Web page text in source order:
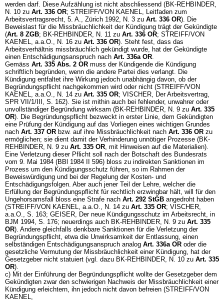
werden darf. Diese Aufzählung ist nicht abschliessend (BK-REHBINDER,
N. 10 zu Art. 336 OR; STREIFF/VON KAENEL, Leitfaden zum
Arbeitsvertragsrecht, 5. A., Zürich 1992, N. 3 zu Art. 336 OR). Die
Beweislast für die Missbräuchlichkeit der Kündigung trägt der Gekündigte
(Art. 8 ZGB; BK-REHBINDER, N. 11 zu Art. 336 OR; STREIFF/VON
KAENEL, a.a.O., N. 16 zu Art. 336 OR). Steht fest, dass das
Arbeitsverhältnis missbräuchlich gekündigt wurde, hat der Gekündigte
einen Entschädigungsanspruch nach Art. 336a OR.
Gemäss Art. 335 Abs. 2 OR muss der Kündigende die Kündigung
schriftlich begründen, wenn die andere Partei dies verlangt. Die
Kündigung entfaltet ihre Wirkung jedoch unabhängig davon, ob der
Begründungspflicht nachgekommen wird oder nicht (STREIFF/VON
KAENEL, a.a.O., N. 14 zu Art. 335 OR; VISCHER, Der Arbeitsvertrag,
SPR VII/1/III, S. 162). Sie ist mithin auch bei fehlender, unwahrer oder
unvollständiger Begründung wirksam (BK-REHBINDER, N. 9 zu Art. 335
OR). Die Begründungspflicht bezweckt in erster Linie, dem Gekündigten
eine Prüfung der Kündigung auf das Vorliegen eines wichtigen Grundes
nach Art. 337 OR bzw. auf ihre Missbräuchlichkeit nach Art. 336 OR zu
ermöglichen; sie dient damit der Verhinderung unnötiger Prozesse (BK-
REHBINDER, N. 9 zu Art. 335 OR, mit Hinweisen auf die Materialien).
Eine Verletzung dieser Pflicht soll nach der Botschaft des Bundesrats
vom 9. Mai 1984 (BBl 1984 II 596) bloss zu indirekten Sanktionen im
Prozess um den Kündigungsschutz führen, so im Rahmen der
Beweiswürdigung und bei der Regelung der Kosten- und
Entschädigungsfolgen. Aber auch jener Teil der Lehre, welcher die
Erfüllung der Begründungspflicht für rechtlich erzwingbar hält, will für den
Ungehorsamsfall bloss eine Strafe nach Art. 292 StGB angedroht haben
(STREIFF/VON KAENEL, a.a.O., N. 14 zu Art. 335 OR; VISCHER,
a.a.O., S. 163; GEISER, Der neue Kündigungsschutz im Arbeitsrecht, in
BJM 1994, S. 176; neuerdings auch BK-REHBINDER, N. 9 zu Art. 335
OR). Andere gleichfalls denkbare Sanktionen für die Verletzung der
Begründungspflicht, etwa die Unwirksamkeit der Entlassung, einen
selbständigen Entschädigungsanspruch analog Art. 336a OR oder die
gesetzliche Vermutung der Missbräuchlichkeit einer Kündigung, hat der
Gesetzgeber nicht statuiert (vgl. dazu BK-REHBINDER, N. 10 zu Art. 335
OR).
c) Mit der Einführung der Begründungspflicht wollte der Gesetzgeber dem
Gekündigten zwar den schwierigen Nachweis der Missbräuchlichkeit einer
Kündigung erleichtern, ihn jedoch nicht davon befreien (STREIFF/VON
KAENEL,